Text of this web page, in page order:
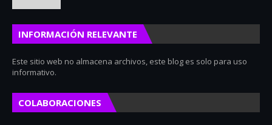
INFORMACIÓN RELEVANTE
Este sitio web no almacena archivos, este blog es solo para uso
informativo.
COLABORACIONES